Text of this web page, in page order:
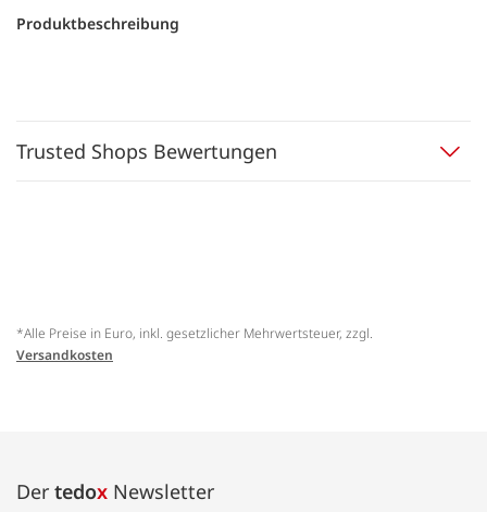
Produktbeschreibung
Trusted Shops Bewertungen
*Alle Preise in Euro, inkl. gesetzlicher Mehrwertsteuer, zzgl.
Versandkosten
Der tedox Newsletter